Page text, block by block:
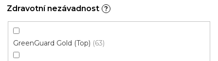
Zdravotní nezávadnost ?
GreenGuard Gold (Top) 63